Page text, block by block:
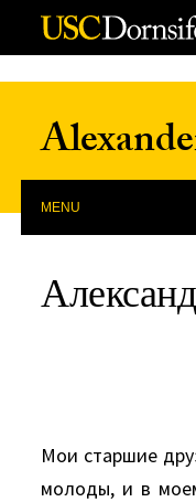
Skip to Content
MENU
Мои старшие
молоды, и в